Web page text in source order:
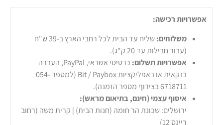
אפשרויות רכישה:
משלוחים:
שליח עד הבית לכל רחבי הארץ ב-39 ש"ח
(עבור חבילות עד 20 ק"ג).
אפשרויות תשלום:
כרטיסי אשראי, PayPal, העברה
בנקאית או באפליקציות Bit / Paybox (למספר 054-
6718711 בצירוף מספר הזמנה).
איסוף עצמי (חינם, בתיאום מראש):
ירושלים: שכונת הר חומה (חנות הבית) | קרית משה (רחוב
ריינס 12)